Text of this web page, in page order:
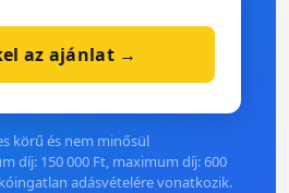
az ajánlat →
körű és nem minősül
díj: 150 000 Ft, maximum díj: 600
adásvételére vonatkozik.